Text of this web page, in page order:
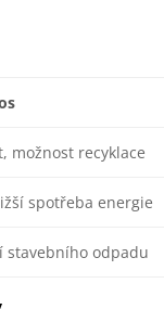
možnost recyklace
spotřeba energie
stavebního odpadu